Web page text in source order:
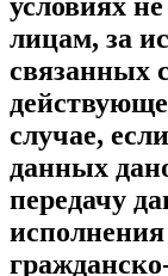
лицам, за
связанных
случае,
данных
передачу
исполнения